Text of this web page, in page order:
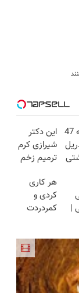
مجموعه 47 این دکتر
شیرازی کرم
ترمیم زخم
ساخت!!!
|
هر کاری
کردی و
کمردردت
پرسشنامه و
دریافت راه
حل